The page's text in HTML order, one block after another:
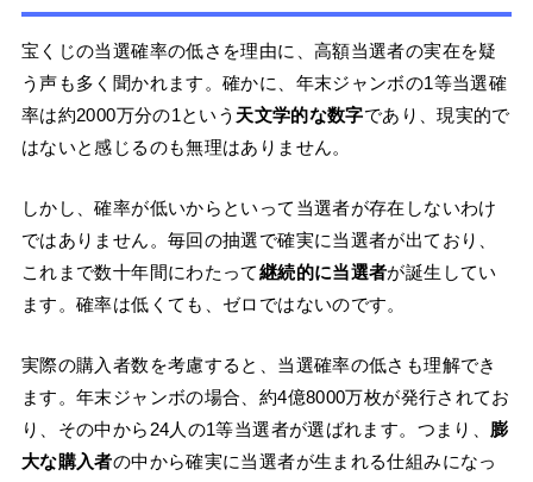
宝くじの当選確率の低さを理由に、高額当選者の実在を疑
う声も多く聞かれます。確かに、年末ジャンボの1等当選確
率は約2000万分の1という 天文学的な数字であり、現実的で
はないと感じるのも無理はありません。
しかし、確率が低いからといって当選者が存在しないわけ
ではありません。毎回の抽選で確実に当選者が出ており、
これまで数十年間にわたって継続的に当選者が誕生してい
ます。確率は低くても、ゼロではないのです。
実際の購入者数を考慮すると、当選確率の低さも理解でき
ます。年末ジャンボの場合、約4億8000万枚が発行されてお
り、その中から24人の1等当選者が選ばれます。つまり、 膨
大な購入者の中から確実に当選者が生まれる仕組みになっ